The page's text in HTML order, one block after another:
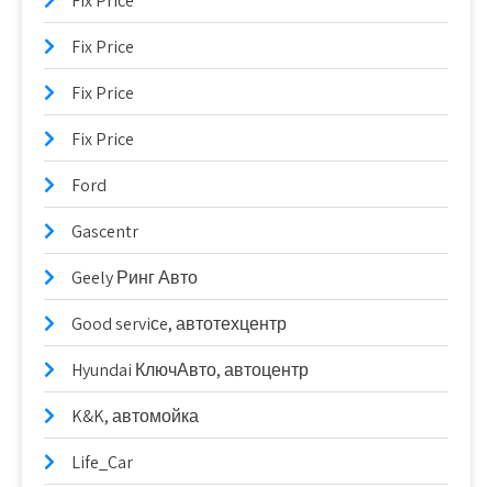
Fix Price
Fix Price
Fix Price
Ford
Gascentr
Geely Ринг Авто
Good serviсe, автотехцентр
Hyundai КлючАвто, автоцентр
K&K, автомойка
Life_Car